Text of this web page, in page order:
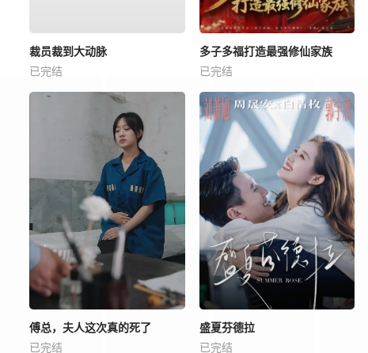
裁员裁到大动脉
已完结
多子多福打造最强修仙家族
已完结
傅总，夫人这次真的死了
已完结
盛夏芬德拉
已完结